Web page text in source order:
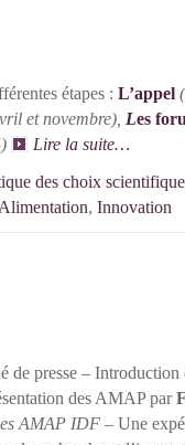
étapes : L’appel
et novembre), Les
Lire la suite…
des choix
Alimentation, Innovation
de presse –
des AMAP par
AMAP IDF – Une